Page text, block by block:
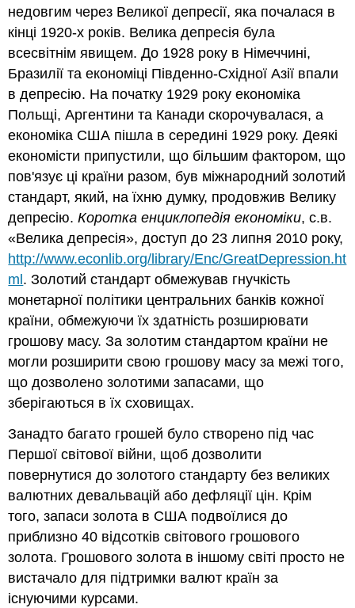
недовгим через Великої депресії, яка почалася в
кінці 1920-х років. Велика депресія була
всесвітнім явищем. До 1928 року в Німеччині,
Бразилії та економіці Південно-Східної Азії впали
в депресію. На початку 1929 року економіка
Польщі, Аргентини та Канади скорочувалася, а
економіка США пішла в середині 1929 року. Деякі
економісти припустили, що більшим фактором, що
пов'язує ці країни разом, був міжнародний золотий
стандарт, який, на їхню думку, продовжив Велику
депресію.Коротка енциклопедія економіки, с.в.
«Велика депресія», доступ до 23 липня 2010 року,
http://www.econlib.org/library/Enc/GreatDepression.ht
ml . Золотий стандарт обмежував гнучкість
монетарної політики центральних банків кожної
країни, обмежуючи їх здатність розширювати
грошову масу. За золотим стандартом країни не
могли розширити свою грошову масу за межі того,
що дозволено золотими запасами, що
зберігаються в їх сховищах.
Занадто багато грошей було створено під час
Першої світової війни, щоб дозволити
повернутися до золотого стандарту без великих
валютних девальвацій або дефляції цін. Крім
того, запаси золота в США подвоїлися до
приблизно 40 відсотків світового грошового
золота. Грошового золота в іншому світі просто не
вистачало для підтримки валют країн за
існуючими курсами.